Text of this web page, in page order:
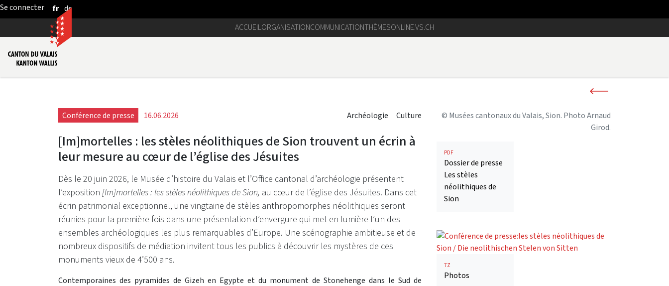
Saut au contenu principal
fr de
ACCUEILORGANISATIONCOMMUNICATIONTHÈMESONLINE.VS.CH
Conférence de presse 16.06.2026 Culture
Archéologie
[Im]mortelles : les stèles néolithiques de Sion trouvent un écrin à
leur mesure au cœur de l’église des Jésuites
Dès le 20 juin 2026, le Musée d’histoire du Valais et l’Office cantonal d’archéologie présentent
l’exposition [Im]mortelles : les stèles néolithiques de Sion, au cœur de l’église des Jésuites. Dans cet
écrin patrimonial exceptionnel, une vingtaine de stèles anthropomorphes néolithiques seront
réunies pour la première fois dans une présentation d’envergure qui met en lumière l’un des
ensembles archéologiques les plus remarquables d’Europe. Une scénographie ambitieuse et de
nombreux dispositifs de médiation invitent tous les publics à découvrir les mystères de ces
monuments vieux de 4’500 ans.
Contemporaines des pyramides de Gizeh en Egypte et du monument de Stonehenge dans le Sud de
© Musées cantonaux du Valais, Sion. Photo Arnaud
Girod.
PDF
Dossier de presse
Les stèles
néolithiques de
Sion
7Z
Photos